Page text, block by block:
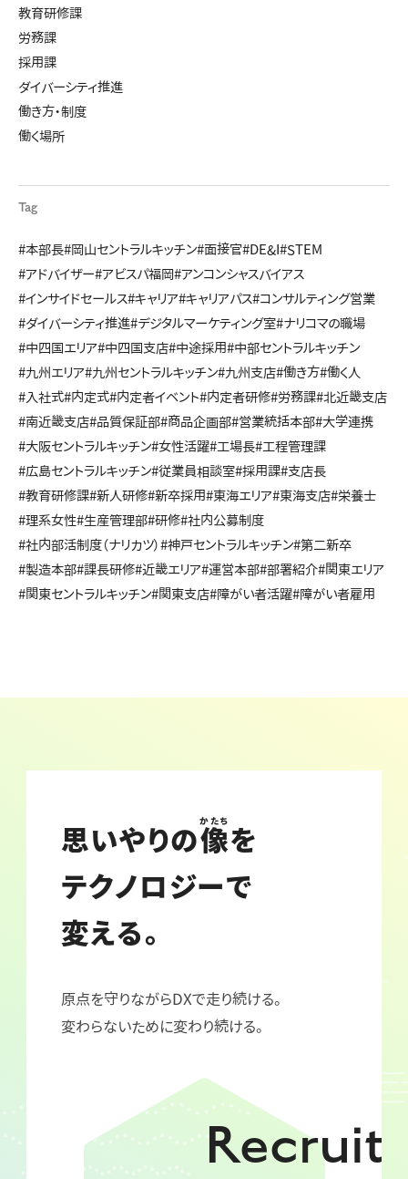
教育研修課
労務課
採用課
ダイバーシティ推進
働き方・制度
働く場所
Tag
#本部長#岡山セントラルキッチン#面接官#DE&I #STEM
#アドバイザー#アビスパ福岡#アンコンシャスバイアス
#インサイドセールス#キャリア#キャリアパス#コンサルティング営業
#ダイバーシティ推進#デジタルマーケティング室#ナリコマの職場
#中四国エリア#中四国支店#中途採用#中部セントラルキッチン
#九州エリア#九州セントラルキッチン#九州支店#働き方#働く人
#入社式#内定式#内定者イベント#内定者研修#労務課#北近畿支店
#南近畿支店#品質保証部#商品企画部#営業統括本部#大学連携
#大阪セントラルキッチン#女性活躍#工場長#工程管理課
#広島セントラルキッチン#従業員相談室#採用課#支店長
#教育研修課#新人研修#新卒採用#東海エリア#東海支店#栄養士
#理系女性#生産管理部#研修#社内公募制度
#社内部活制度（ナリカツ） #神戸セントラルキッチン#第二新卒
#製造本部#課長研修#近畿エリア#運営本部#部署紹介#関東エリア
#関東セントラルキッチン#関東支店#障がい者活躍#障がい者雇用
思いやりの像
かたち
を
テクノロジーで
変える。
原点を守りながらDXで走り続ける。
変わらないために変わり続ける。
Recruit